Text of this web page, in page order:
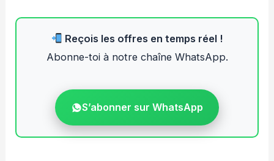
Reçois les offres en temps réel !
Abonne-toi à notre chaîne WhatsApp.
S’abonner sur WhatsApp